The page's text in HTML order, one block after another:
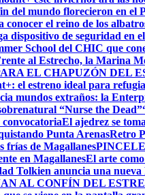
del mundo florecieron en el
el reino de los
dispositivo de seguridad en
School del CHIC que
al Estrecho, la Marina
EL CHAPUZÓN DEL
el estreno ideal para
mundos extraños: la
“Nurse the Dead”
El ajedrez se
Punta ArenasRetro
frías de Magallanes
en MagallanesEl arte
Tolkien anuncia una
AL CONFÍN DEL